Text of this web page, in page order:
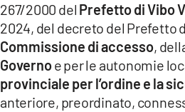
267/2000 del Prefetto di Vibo
2024, del decreto del Prefetto
Commissione di accesso,
Governoe per le autonomie
provinciale per l’ordine e la
anteriore, preordinato,